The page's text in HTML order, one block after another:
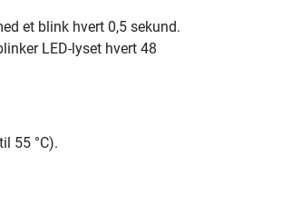
et blink hvert 0,5 sekund.
LED-lyset hvert 48
55 °C).